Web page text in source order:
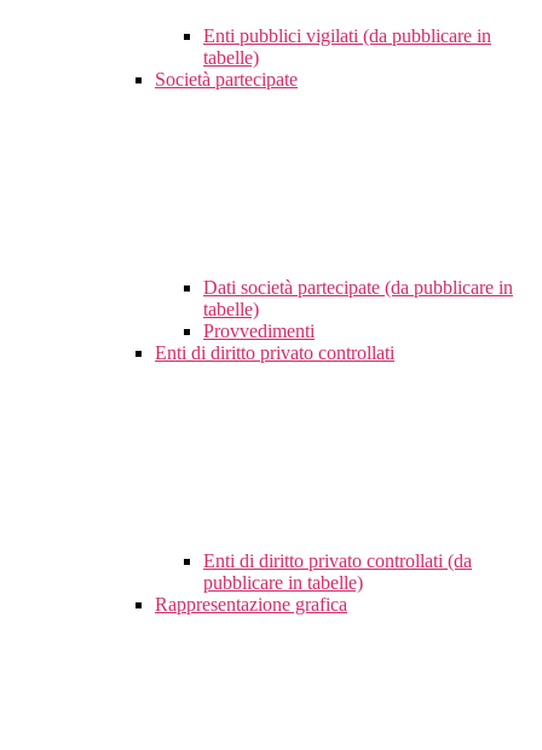
Enti pubblici vigilati (da pubblicare in
tabelle)
Società partecipate
Dati società partecipate (da pubblicare in
tabelle)
Provvedimenti
Enti di diritto privato controllati
Enti di diritto privato controllati (da
pubblicare in tabelle)
Rappresentazione grafica